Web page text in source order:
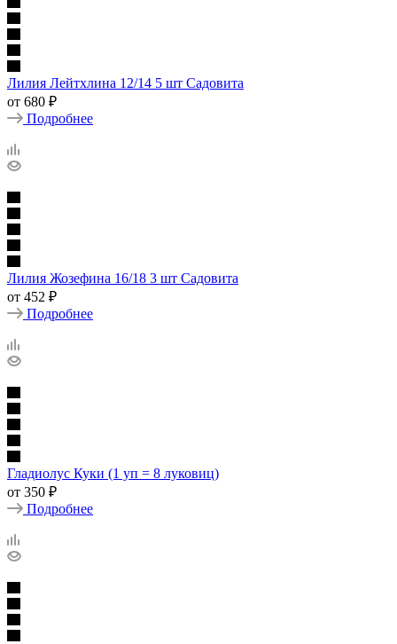
Лилия Лейтхлина 12/14 5 шт Садовита
от 680 ₽
Подробнее
Лилия Жозефина 16/18 3 шт Садовита
от 452 ₽
Подробнее
Гладиолус Куки (1 уп = 8 луковиц)
от 350 ₽
Подробнее